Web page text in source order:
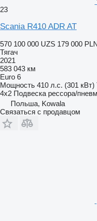
23
Scania R410 ADR AT
570 100 000 UZS 179 000
Тягач
2021
583 043 км
Euro 6
Мощность 410 л.с. (301 кВт)
4x2 Подвеска рессора/
Польша, Kowala
Связаться с продавцом